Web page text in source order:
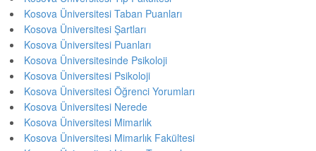
Kosova Üniversitesi Taban Puanları
Kosova Üniversitesi Şartları
Kosova Üniversitesi Puanları
Kosova Üniversitesinde Psikoloji
Kosova Üniversitesi Psikoloji
Kosova Üniversitesi Öğrenci Yorumları
Kosova Üniversitesi Nerede
Kosova Üniversitesi Mimarlık
Kosova Üniversitesi Mimarlık Fakültesi